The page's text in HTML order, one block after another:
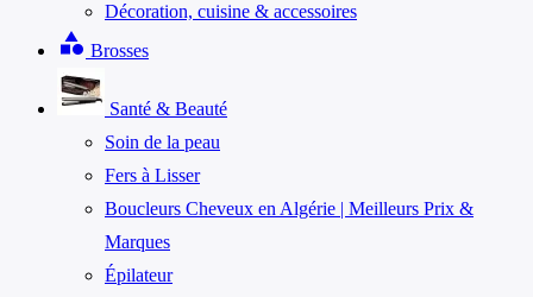
Décoration, cuisine & accessoires
category Brosses
Santé & Beauté
Soin de la peau
Fers à Lisser
Boucleurs Cheveux en Algérie | Meilleurs Prix &
Marques
Épilateur